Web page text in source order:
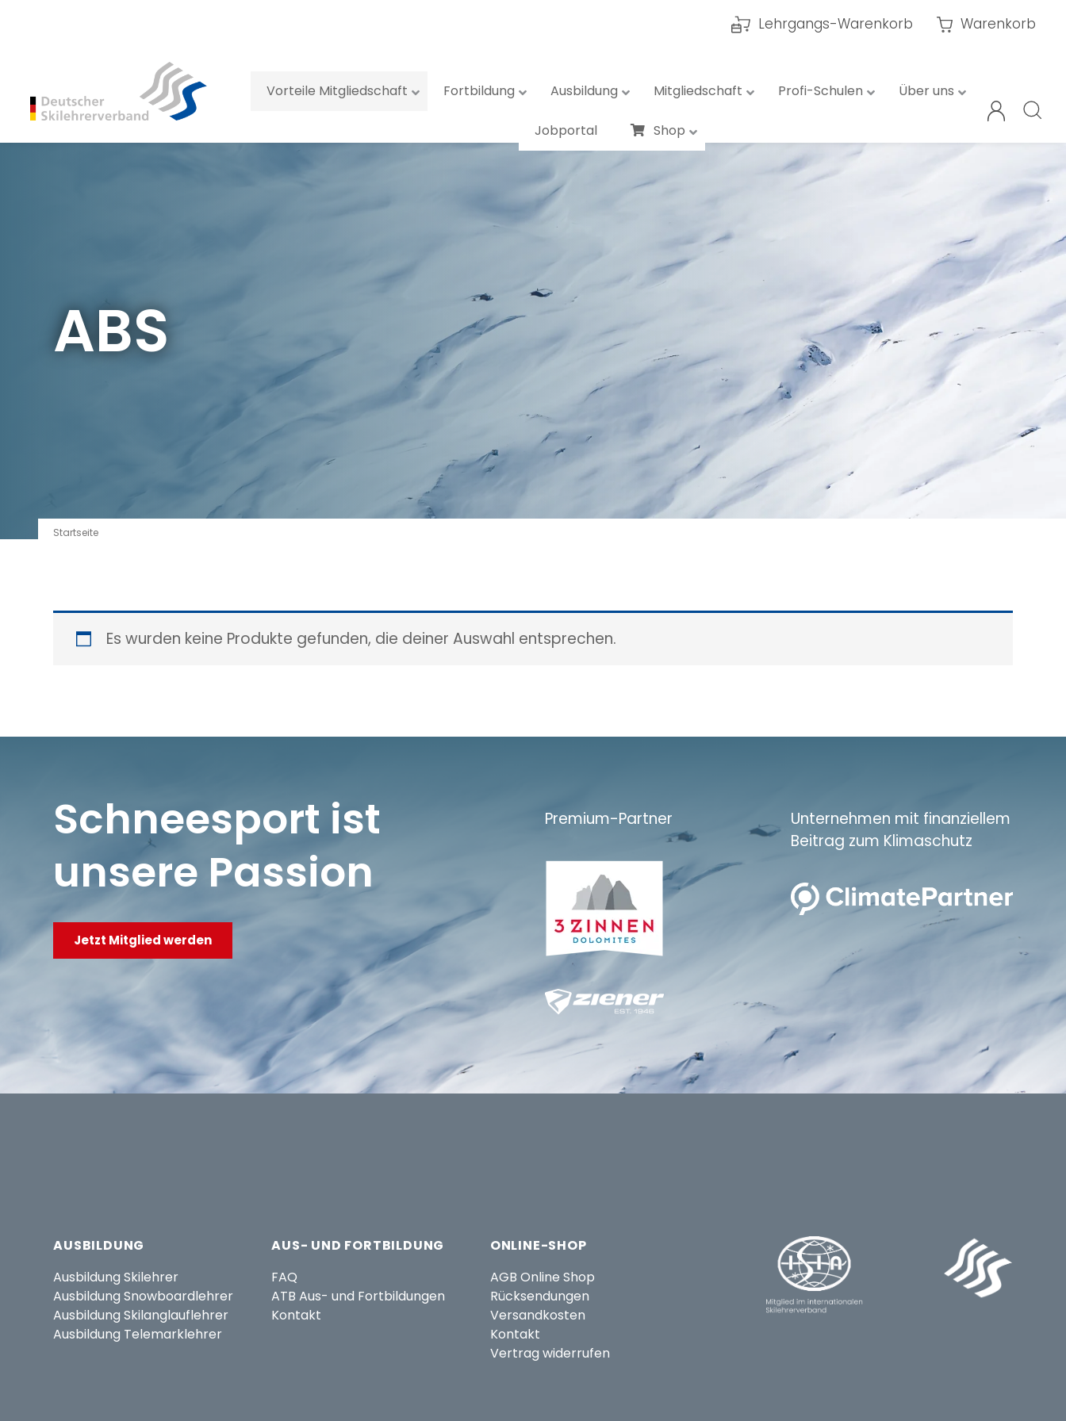
Lehrgangs-Warenkorb Warenkorb
Vorteile Mitgliedschaft Fortbildung Ausbildung Mitgliedschaft Profi-Schulen Über uns
Jobportal Shop
ABS
Startseite
Es wurden keine Produkte gefunden, die deiner Auswahl entsprechen.
Schneesport ist
unsere Passion
Jetzt Mitglied werden
Premium-Partner
Unternehmen mit finanziellem
Beitrag zum Klimaschutz
AUSBILDUNG
Ausbildung Skilehrer
Ausbildung Snowboardlehrer
Ausbildung Skilanglauflehrer
Ausbildung Telemarklehrer
AUS- UND FORTBILDUNG
FAQ
ATB Aus- und Fortbildungen
Kontakt
ONLINE-SHOP
AGB Online Shop
Rücksendungen
Versandkosten
Kontakt
Vertrag widerrufen